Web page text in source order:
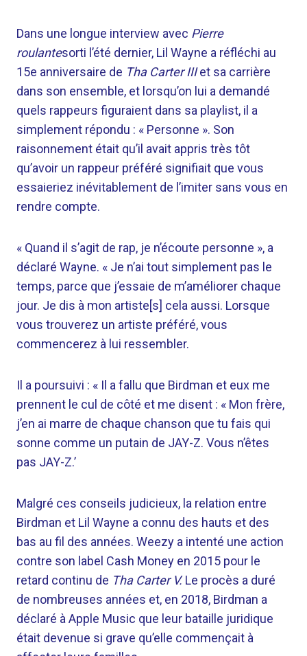
Dans une longue interview avec Pierre
roulantesorti l’été dernier, Lil Wayne a réfléchi au
15e anniversaire de Tha Carter IIIet sa carrière
dans son ensemble, et lorsqu’on lui a demandé
quels rappeurs figuraient dans sa playlist, il a
simplement répondu : « Personne ». Son
raisonnement était qu’il avait appris très tôt
qu’avoir un rappeur préféré signifiait que vous
essaieriez inévitablement de l’imiter sans vous en
rendre compte.
« Quand il s’agit de rap, je n’écoute personne », a
déclaré Wayne. « Je n’ai tout simplement pas le
temps, parce que j’essaie de m’améliorer chaque
jour. Je dis à mon artiste[s] cela aussi. Lorsque
vous trouverez un artiste préféré, vous
commencerez à lui ressembler.
Il a poursuivi : « Il a fallu que Birdman et eux me
prennent le cul de côté et me disent : « Mon frère,
j’en ai marre de chaque chanson que tu fais qui
sonne comme un putain de JAY-Z. Vous n’êtes
pas JAY-Z.’
Malgré ces conseils judicieux, la relation entre
Birdman et Lil Wayne a connu des hauts et des
bas au fil des années. Weezy a intenté une action
contre son label Cash Money en 2015 pour le
retard continu de Tha Carter V.Le procès a duré
de nombreuses années et, en 2018, Birdman a
déclaré à Apple Music que leur bataille juridique
était devenue si grave qu’elle commençait à